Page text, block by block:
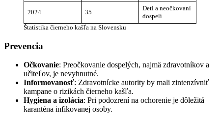
2024 35
Deti a neočkovaní
dospelí
Štatistika čierneho kašľa na Slovensku
Prevencia
Očkovanie: Preočkovanie dospelých, najmä zdravotníkov a
učiteľov, je nevyhnutné.
Informovanosť: Zdravotnícke autority by mali zintenzívniť
kampane o rizikách čierneho kašľa.
Hygiena a izolácia: Pri podozrení na ochorenie je dôležitá
karanténa infikovanej osoby.